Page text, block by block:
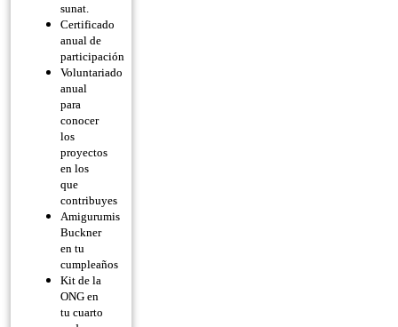
sunat.
Certificado
anual de
participación
Voluntariado
anual
para
conocer
los
proyectos
en los
que
contribuyes
Amigurumis
Buckner
en tu
cumpleaños
Kit de la
ONG en
tu cuarto